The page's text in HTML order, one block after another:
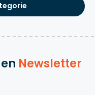
Newsletter